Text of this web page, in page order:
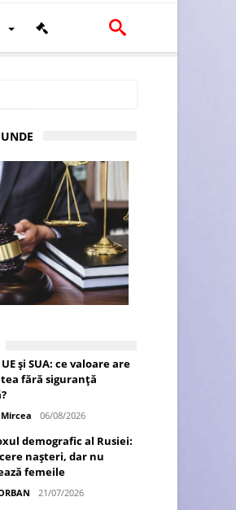
în U.E.
și SUA: ce valoare are
fără siguranță
06/08/2026
demografic al Rusiei:
nașteri, dar nu
femeile
21/07/2026